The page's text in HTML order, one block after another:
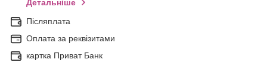
Детальніше
Післяплата
Оплата за реквізитами
картка Приват Банк